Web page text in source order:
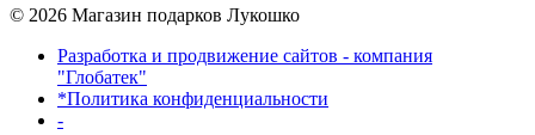
© 2026 Магазин подарков Лукошко
Разработка и продвижение сайтов - компания
"Глобатек"
*Политика конфиденциальности
-